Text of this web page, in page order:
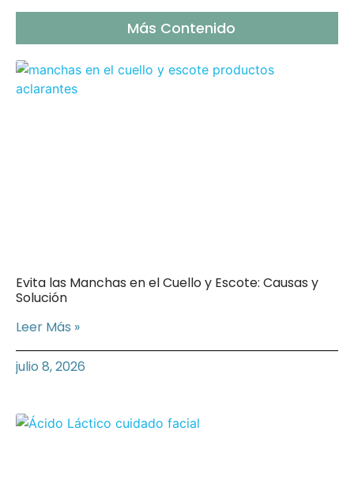
Más Contenido
Evita las Manchas en el Cuello y Escote: Causas y
Solución
Leer Más »
julio 8, 2026